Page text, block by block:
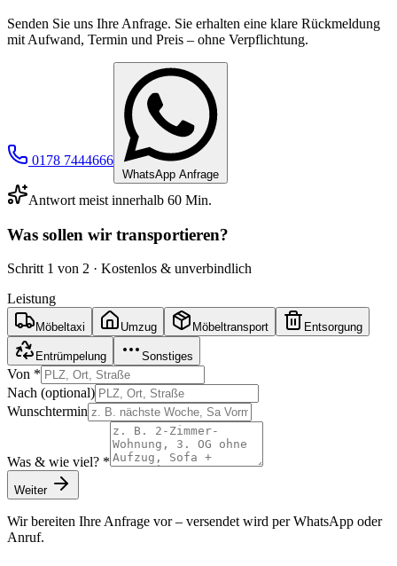
Senden Sie uns Ihre Anfrage. Sie erhalten eine klare Rückmeldung
mit Aufwand, Termin und Preis – ohne Verpflichtung.
0178 7444666
WhatsApp Anfrage
Antwort meist innerhalb 60 Min.
Was sollen wir transportieren?
Schritt 1 von 2 · Kostenlos & unverbindlich
Leistung
Möbeltaxi Umzug Möbeltransport Entsorgung
Entrümpelung Sonstiges
Von *
Nach (optional)
Wunschtermin
Was & wie viel? *
Weiter
Wir bereiten Ihre Anfrage vor – versendet wird per WhatsApp oder
Anruf.